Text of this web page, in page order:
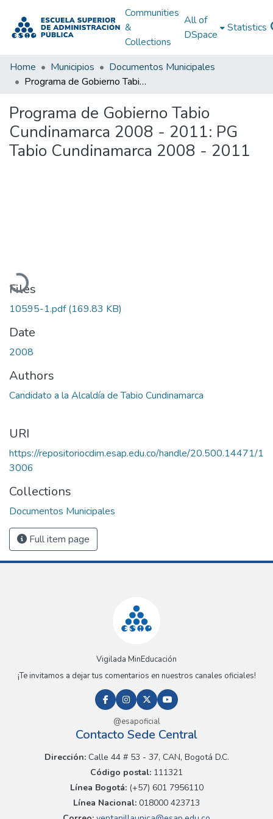
Communities
&
Collections
All of
DSpace
Statistics
Home Municipios
Documentos Municipales
Programa de Gobierno Tabio Cundinamarca 2008 - 2011: PG Tabio Cundinamarca 2008 - 2011
Programa de Gobierno Tabio
Cundinamarca 2008 - 2011: PG
Tabio Cundinamarca 2008 - 2011
Loading...
Files
10595-1.pdf(169.83 KB)
Date
2008
Authors
Candidato a la Alcaldía de Tabio Cundinamarca
URI
https://repositoriocdim.esap.edu.co/handle/20.500.14471/1
3006
Collections
Documentos Municipales
Full item page
Vigilada MinEducación
¡Te invitamos a dejar tus comentarios en nuestros canales oficiales!
@esapoficial
Contacto Sede Central
Dirección:Calle 44 # 53 - 37, CAN, Bogotá D.C.
Código postal: 111321
Línea Bogotá:(+57) 601 7956110
Línea Nacional: 018000 423713